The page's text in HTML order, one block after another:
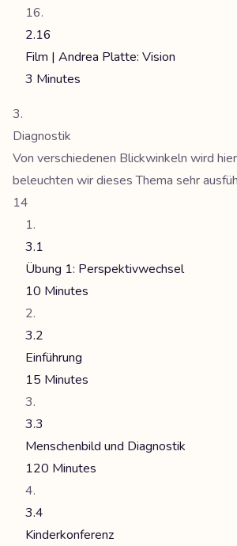
2.16
Film | Andrea Platte: Vision
3 Minutes
Diagnostik
Von verschiedenen Blickwinkeln wird
beleuchten wir dieses Thema sehr
14
3.1
Übung 1: Perspektivwechsel
10 Minutes
3.2
Einführung
15 Minutes
3.3
Menschenbild und Diagnostik
120 Minutes
3.4
Kinderkonferenz